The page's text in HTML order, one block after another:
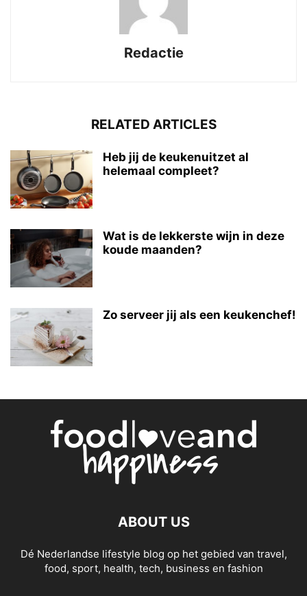
Redactie
RELATED ARTICLES
Heb jij de keukenuitzet al
helemaal compleet?
Wat is de lekkerste wijn in deze
koude maanden?
Zo serveer jij als een keukenchef!
ABOUT US
Dé Nederlandse lifestyle blog op het gebied van travel,
food, sport, health, tech, business en fashion